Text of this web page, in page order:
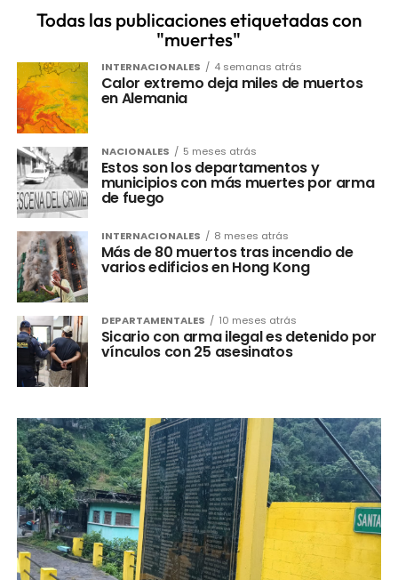
Todas las publicaciones etiquetadas con
"muertes"
INTERNACIONALES 4 semanas atrás
Calor extremo deja miles de muertos
en Alemania
NACIONALES 5 meses atrás
Estos son los departamentos y
municipios con más muertes por arma
de fuego
INTERNACIONALES 8 meses atrás
Más de 80 muertos tras incendio de
varios edificios en Hong Kong
DEPARTAMENTALES 10 meses atrás
Sicario con arma ilegal es detenido por
vínculos con 25 asesinatos